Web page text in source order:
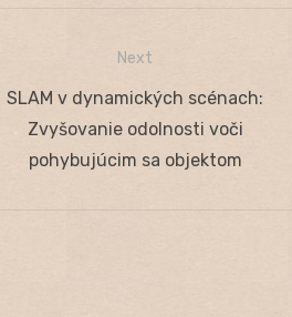
Next
Next
post:
SLAM v dynamických scénach:
Zvyšovanie odolnosti voči
pohybujúcim sa objektom